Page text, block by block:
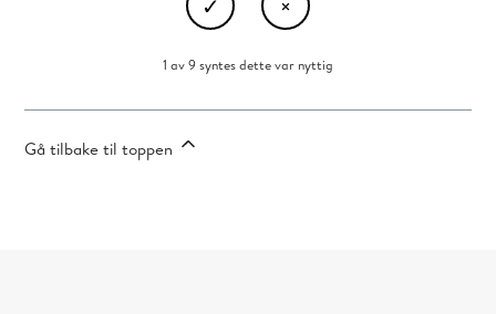
1 av 9 syntes dette var nyttig
Gå tilbake til toppen